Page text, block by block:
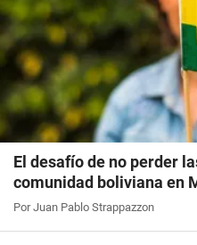
El desafío de no perder
comunidad boliviana en
Por Juan Pablo Strappazzon